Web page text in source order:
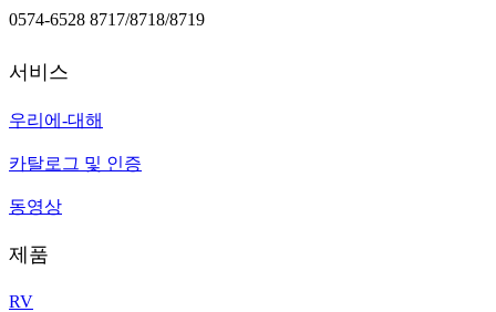
0574-6528 8717/8718/8719
서비스
우리에-대해
카탈로그 및 인증
동영상
제품
RV